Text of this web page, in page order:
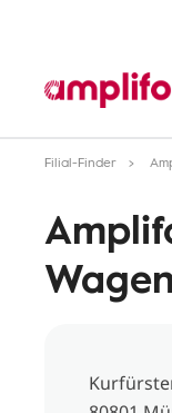
Filial-Finder